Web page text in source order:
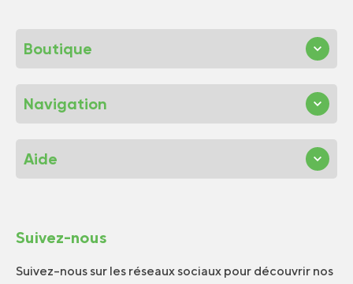
Boutique
Navigation
Aide
Suivez-nous
Suivez-nous sur les réseaux sociaux pour découvrir nos